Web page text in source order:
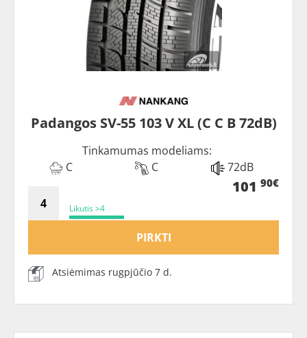
Padangos SV-55 103 V XL (C C B 72dB)
Tinkamumas modeliams:
C
C 72dB
Likutis >4
101 90€
PIRKTI
Atsiėmimas rugpjūčio 7 d.